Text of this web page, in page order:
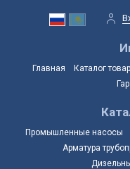
Главная Каталог
Промышленные насосы
Арматура